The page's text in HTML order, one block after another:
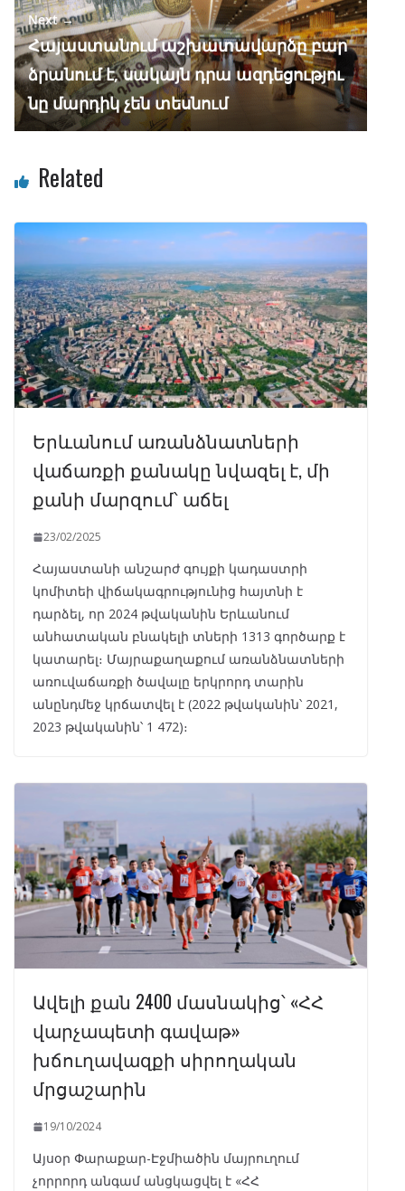
Next →
Հայաստանում աշխատավարձը բար
ձրանում է, սակայն դրա ազդեցությու
նը մարդիկ չեն տեսնում
Related
Երևանում առանձնատների
վաճառքի քանակը նվազել է, մի
քանի մարզում՝ աճել
23/02/2025
Հայաստանի անշարժ գույքի կադաստրի
կոմիտեի վիճակագրությունից հայտնի է
դարձել, որ 2024 թվականին Երևանում
անհատական բնակելի տների 1313 գործարք է
կատարել։ Մայրաքաղաքում առանձնատների
առուվաճառքի ծավալը երկրորդ տարին
անընդմեջ կրճատվել է (2022 թվականին՝ 2021,
2023 թվականին՝ 1 472)։
Ավելի քան 2400 մասնակից՝ «ՀՀ
վարչապետի գավաթ»
խճուղավազքի սիրողական
մրցաշարին
19/10/2024
Այսօր Փարաքար-Էջմիածին մայրուղում
չորրորդ անգամ անցկացվել է «ՀՀ